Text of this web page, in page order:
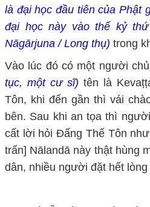
là đại học đầu tiên của Phật
đại học này vào thế kỷ
Nāgārjuna / Long thụ) trong
Vào lúc đó có một người
tục, một cư sĩ) tên là
Tôn, khi đến gần thì vái
bên. Sau khi an tọa thì
cất lời hỏi Đấng Thế Tôn
trấn] Nālandā này thật hùng
dân, nhiều người đặt hết